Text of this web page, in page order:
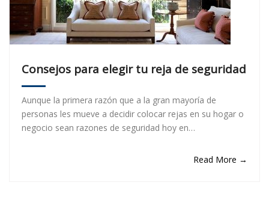
Consejos para elegir tu reja de seguridad
Aunque la primera razón que a la gran mayoría de
personas les mueve a decidir colocar rejas en su hogar o
negocio sean razones de seguridad hoy en…
Read More →